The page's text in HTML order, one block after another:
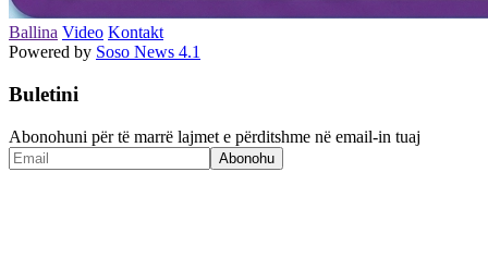
Ballina Video Kontakt
Powered by Soso News 4.1
Buletini
Abonohuni për të marrë lajmet e përditshme në email-in tuaj
Abonohu